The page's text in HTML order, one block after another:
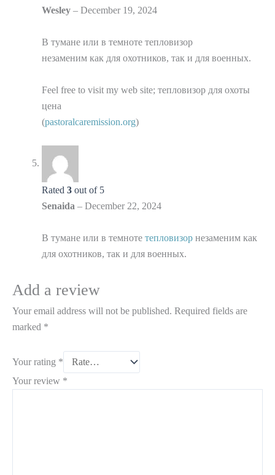
Wesley – December 19, 2024
В тумане или в темноте тепловизор
незаменим как для охотников, так и для военных.
Feel free to visit my web site; тепловизор для охоты
цена
(pastoralcaremission.org)
Rated 3 out of 5
Senaida – December 22, 2024
В тумане или в темноте тепловизор незаменим как
для охотников, так и для военных.
Add a review
Your email address will not be published. Required fields are
marked *
Your rating *
Your review *